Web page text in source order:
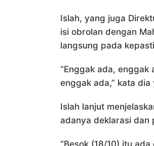
Islah, yang juga
isi obrolan dengan
langsung pada
“Enggak ada,
enggak ada,” kata
Islah lanjut
adanya deklarasi dan
“Besok (18/10) itu